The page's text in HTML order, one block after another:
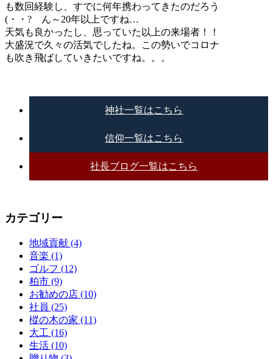
も数回経験し、すでに何年携わってきたのだろう
(・・? ん～20年以上ですね…
天気も良かったし、思っていた以上の来場者！！
大盛況で久々の活気でしたね。この勢いでコロナ
も吹き飛ばしていきたいですね。。。
神社一覧はこちら
信仰一覧はこちら
社長ブログ一覧はこちら
カテゴリー
地域貢献 (4)
音楽 (1)
ゴルフ (12)
柏市 (9)
お勧めの店 (10)
社員 (25)
樅の木の家 (11)
大工 (16)
生活 (10)